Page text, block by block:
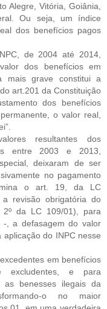
Alegre, Vitória, Goiânia,
Ou seja, um índice
dos benefícios pagos
de 2004 até 2014,
dos benefícios em
mais grave constitui a
art.201 da Constituição
dos benefícios
o valor real,
resultantes dos
entre 2003 e 2013,
deixaram de ser
no pagamento
o art. 19, da LC
revisão obrigatória do
da LC 109/01), para
-, a defasagem do valor
do INPC nesse
em benefícios
excludentes, e para
as benesses ilegais da
o no maior